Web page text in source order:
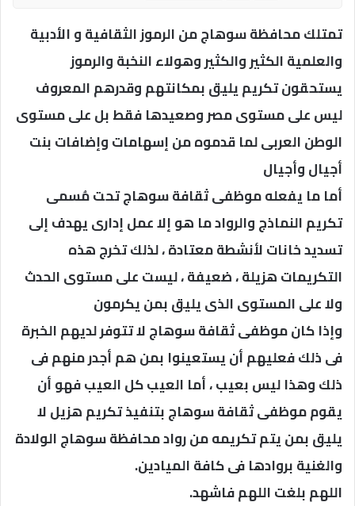
تمتلك محافظة سوهاج من الرموز الثقافية و الأدبية
والعلمية الكثير والكثير وهولاء النخبة والرموز
يستحقون تكريم يليق بمكانتهم وقدرهم المعروف
ليس على مستوى مصر وصعيدها فقط بل على مستوى
الوطن العربى لما قدموه من إسهامات وإضافات بنت
أجيال وأجيال
أما ما يفعله موظفى ثقافة سوهاج تحت مُسمى
تكريم النماذج والرواد ما هو إلا عمل إدارى يهدف إلى
تسديد خانات لأنشطة معتادة ، لذلك تخرج هذه
التكريمات هزيلة ، ضعيفة ، ليست على مستوى الحدث
ولا على المستوى الذى يليق بمن يكرمون
وإذا كان موظفى ثقافة سوهاج لا تتوفر لديهم الخبرة
فى ذلك فعليهم أن يستعينوا بمن هم أجدر منهم فى
ذلك وهذا ليس بعيب ، أما العيب كل العيب فهو أن
يقوم موظفى ثقافة سوهاج بتنفيذ تكريم هزيل لا
يليق بمن يتم تكريمه من رواد محافظة سوهاج الولادة
والغنية بروادها فى كافة الميادين.
اللهم بلغت اللهم فاشهد.